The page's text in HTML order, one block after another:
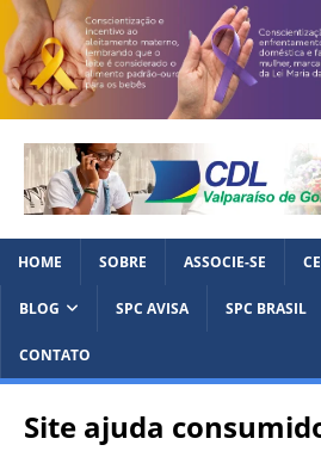
HOME SOBRE ASSOCIE-SE
BLOG SPC AVISA SPC BRASIL
CONTATO
Site ajuda